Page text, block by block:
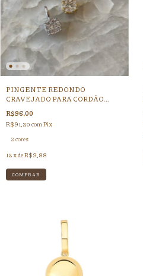
PINGENTE REDONDO
CRAVEJADO PARA CORDÃO
FINO
R$96,00
R$91,20 comPix
2 cores
12 x deR$9,88
COMPRAR